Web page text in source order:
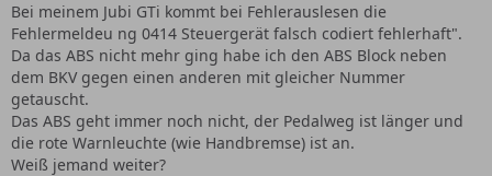
Bei meinem Jubi GTi kommt bei Fehlerauslesen die
Fehlermeldeu ng 0414 Steuergerät falsch codiert fehlerhaft".
Da das ABS nicht mehr ging habe ich den ABS Block neben
dem BKV gegen einen anderen mit gleicher Nummer
getauscht.
Das ABS geht immer noch nicht, der Pedalweg ist länger und
die rote Warnleuchte (wie Handbremse) ist an.
Weiß jemand weiter?